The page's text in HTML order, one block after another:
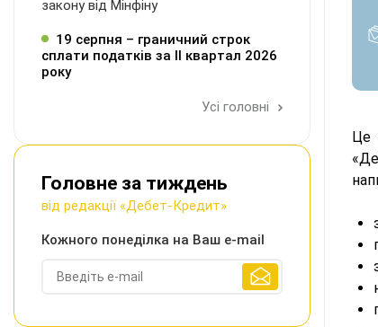
Це
закону від Мінфіну
19 серпня – граничний строк
сплати податків за ІI квартал 2026
року
Усі головні
Головне за тиждень
від редакції «Дебет-Кредит»
Кожного понеділка на Ваш e-mail